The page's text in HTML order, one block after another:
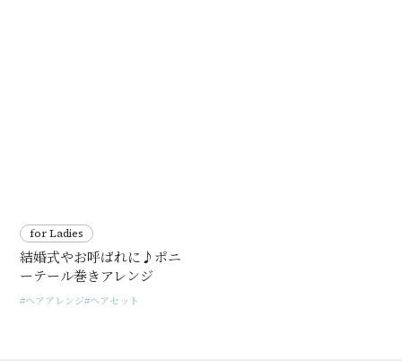
for Ladies
結婚式やお呼ばれに♪ポニ
ーテール巻きアレンジ
ヘアアレンジ ヘアセット